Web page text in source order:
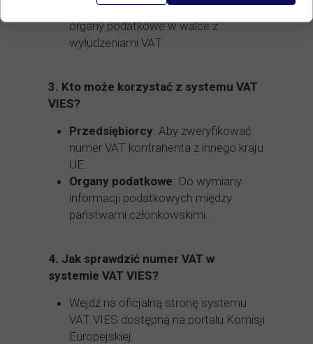
podatkowym: System wspiera
organy podatkowe w walce z
wyłudzeniami VAT.
3. Kto może korzystać z systemu VAT
VIES?
Przedsiębiorcy: Aby zweryfikować
numer VAT kontrahenta z innego kraju
UE.
Organy podatkowe: Do wymiany
informacji podatkowych między
państwami członkowskimi.
4. Jak sprawdzić numer VAT w
systemie VAT VIES?
Wejdź na oficjalną stronę systemu
VAT VIES dostępną na portalu Komisji
Europejskiej.